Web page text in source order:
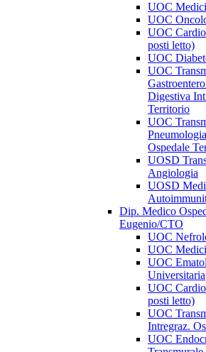
UOC
UOC
UOC
posti letto)
UOC
UOC
Digestiva
Territorio
UOC
Ospedale
UOSD
Angiologia
UOSD
Dip. Medico
Eugenio/CTO
UOC
UOC
UOC
Universitaria
UOC
posti letto)
UOC
Intregraz.
UOC